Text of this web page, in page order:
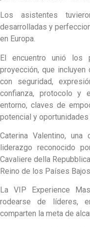
Los asistentes
desarrolladas y
en Europa.
El encuentro unió los
proyección, que incluyen
con seguridad,
confianza, protocolo y
entorno, claves de
potencial y
Caterina Valentino, una
liderazgo reconocido
Cavaliere della
Reino de los Países
La VIP Experience
rodearse de líderes,
comparten la meta de